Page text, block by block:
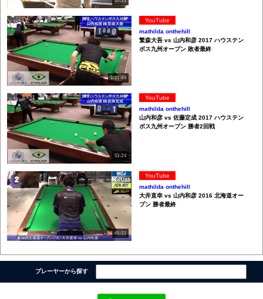
1:21:49
YouTube
mathilda onthehill
繁森大吾 vs 山内和彦 2017 ハウステン
ボス九州オープン 敗者最終
53:24
YouTube
mathilda onthehill
山内和彦 vs 佐藤定成 2017 ハウステン
ボス九州オープン 勝者2回戦
45:31
YouTube
mathilda onthehill
大井直幸 vs 山内和彦 2016 北海道オー
プン 勝者最終
プレーヤーから探す